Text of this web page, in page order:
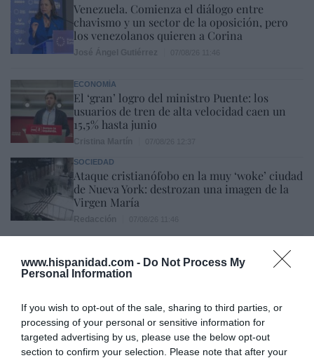
www.hispanidad.com - Do Not Process My
Personal Information
If you wish to opt-out of the sale, sharing to third parties, or
processing of your personal or sensitive information for
targeted advertising by us, please use the below opt-out
section to confirm your selection. Please note that after your
Venezuela. Comienza el diálogo entre
chavismo y un sector de la oposición, pero
los venezolanos quieren a Corina
ECONOMÍA
El ‘gran’ logro del ministro Puente: los
usuarios de tren de alta velocidad caen un
15,5% hasta junio
SOCIEDAD
Ataque cristianófobo en la muy ‘woke’ ciudad
de Nueva York: destrozan una imagen de la
Virgen María
Marcelo Gullo: “El trabajo de desmitificar la
desmontar la falsificación, es un trabajo
cristiano"
por Hispanidad